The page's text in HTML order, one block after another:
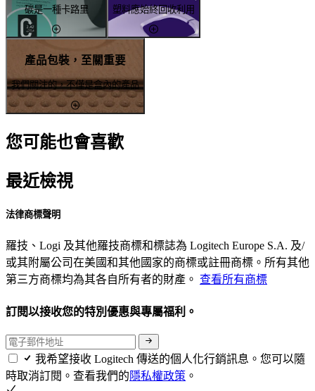
碳是一種卡路里 塑料應始終回收利用
產品包裝，至關重要
我們關注的，不僅是盒內的產品
您可能也會喜歡
最近檢視
法律商標聲明
羅技、Logi 及其他羅技商標和標誌為 Logitech Europe S.A. 及/
或其附屬公司在美國和其他國家的商標或註冊商標。所有其他
第三方商標均為其各自所有者的財產。 查看所有商標
訂閱以接收您的特別優惠與專屬福利。
我希望接收 Logitech 傳送的個人化行銷訊息。您可以隨
時取消訂閱。查看我們的隱私權政策 。